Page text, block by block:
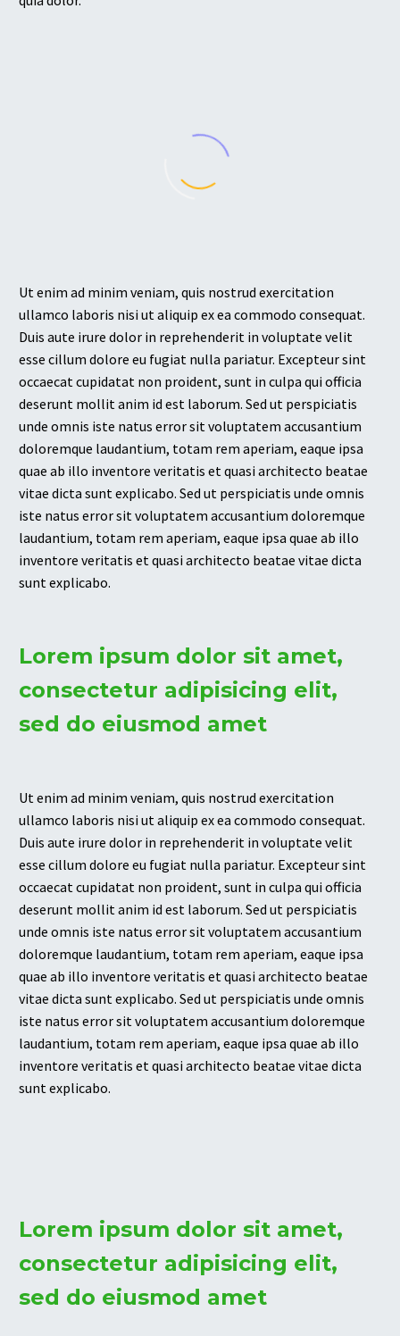
Ut enim ad minim veniam, quis nostrud exercitation
ullamco laboris nisi ut aliquip ex ea commodo consequat.
Duis aute irure dolor in reprehenderit in voluptate velit
esse cillum dolore eu fugiat nulla pariatur. Excepteur sint
occaecat cupidatat non proident, sunt in culpa qui officia
deserunt mollit anim id est laborum. Sed ut perspiciatis
unde omnis iste natus error sit voluptatem accusantium
doloremque laudantium, totam rem aperiam, eaque ipsa
quae ab illo inventore veritatis et quasi architecto beatae
vitae dicta sunt explicabo. Sed ut perspiciatis unde omnis
iste natus error sit voluptatem accusantium doloremque
laudantium, totam rem aperiam, eaque ipsa quae ab illo
inventore veritatis et quasi architecto beatae vitae dicta
sunt explicabo.
Lorem ipsum dolor sit amet,
consectetur adipisicing elit,
sed do eiusmod amet
Ut enim ad minim veniam, quis nostrud exercitation
ullamco laboris nisi ut aliquip ex ea commodo consequat.
Duis aute irure dolor in reprehenderit in voluptate velit
esse cillum dolore eu fugiat nulla pariatur. Excepteur sint
occaecat cupidatat non proident, sunt in culpa qui officia
deserunt mollit anim id est laborum. Sed ut perspiciatis
unde omnis iste natus error sit voluptatem accusantium
doloremque laudantium, totam rem aperiam, eaque ipsa
quae ab illo inventore veritatis et quasi architecto beatae
vitae dicta sunt explicabo. Sed ut perspiciatis unde omnis
iste natus error sit voluptatem accusantium doloremque
laudantium, totam rem aperiam, eaque ipsa quae ab illo
inventore veritatis et quasi architecto beatae vitae dicta
sunt explicabo.
Lorem ipsum dolor sit amet,
consectetur adipisicing elit,
sed do eiusmod amet